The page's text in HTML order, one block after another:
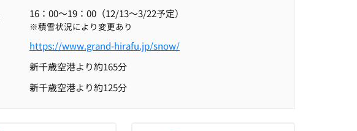
16：00～19：00（12/13～3/22予定）
※積雪状況により変更あり
https://www.grand-hirafu.jp/snow/
新千歳空港より約165分
新千歳空港より約125分